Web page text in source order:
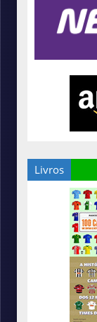
Livros